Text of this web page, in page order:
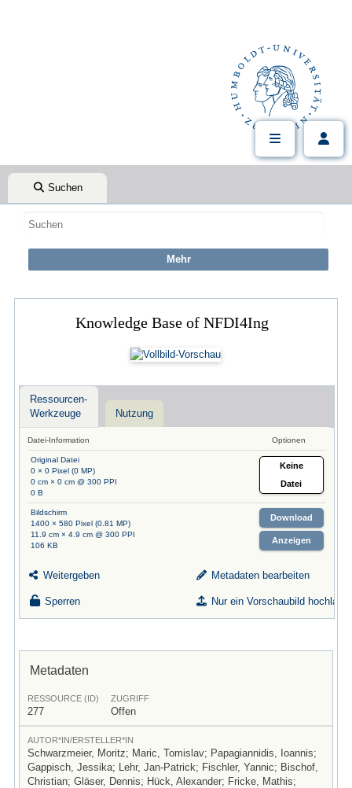
Suchen
Knowledge Base of NFDI4Ing
Ressourcen-
Werkzeuge
Nutzung
Datei-Information Optionen
Original Datei
0 × 0 Pixel (0 MP)
0 cm × 0 cm @ 300 PPI
0 B
Keine
Datei
Bildschirm
1400 × 580 Pixel (0.81 MP)
11.9 cm × 4.9 cm @ 300 PPI
106 KB
Download
Anzeigen
Weitergeben Metadaten bearbeiten
Sperren Nur ein Vorschaubild
Metadaten
RESSOURCE (ID)
277
ZUGRIFF
Offen
AUTOR*IN/ERSTELLER*IN
Schwarzmeier, Moritz; Maric, Tomislav; Papagiannidis, Ioannis;
Gappisch, Jessika; Lehr, Jan-Patrick; Fischler, Yannic; Bischof,
Christian; Gläser, Dennis; Hück, Alexander; Fricke, Mathis;